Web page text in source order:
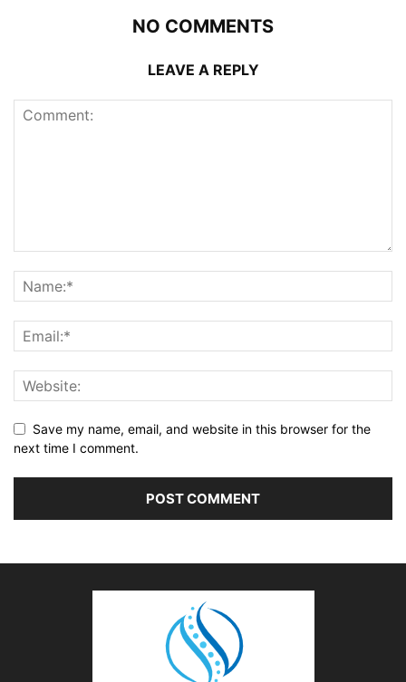
NO COMMENTS
LEAVE A REPLY
Save my name, email, and website in this browser for the
next time I comment.